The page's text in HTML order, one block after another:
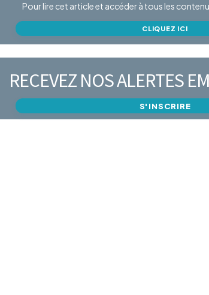
Pour lire cet article et accéder à tous les
CLIQUEZ ICI
RECEVEZ NOS ALERTES
S'INSCRIRE